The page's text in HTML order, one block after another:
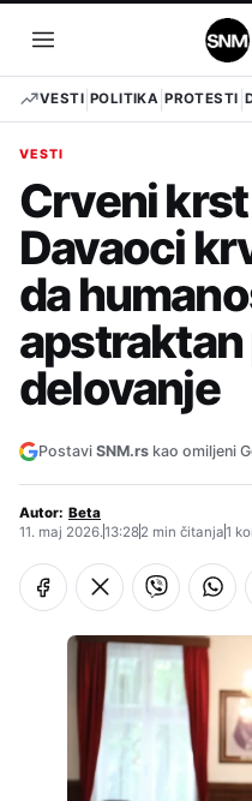
sadržaj
Otvori
meni
VESTI POLITIKA PROTESTI
VESTI
Crveni
Davaoci
da
apstraktan
delovanje
Postavi SNM.rs kao omiljeni
Autor: Beta
11. maj 2026.13:282 min čitanja1